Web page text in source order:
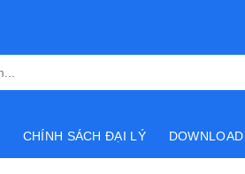
CHÍNH SÁCH ĐẠI LÝ DOWNLOAD